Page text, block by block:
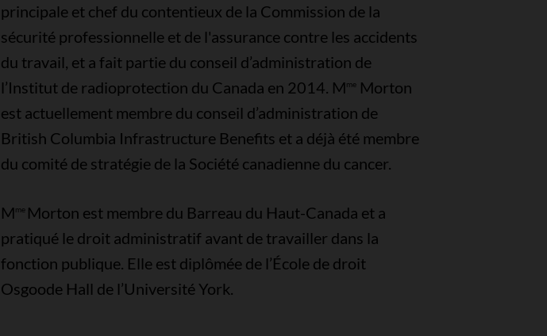
principale et chef du contentieux de la Commission de la
sécurité professionnelle et de l'assurance contre les accidents
du travail, et a fait partie du conseil d’administration de
l’Institut de radioprotection du Canada en 2014. Mme Morton
est actuellement membre du conseil d’administration de
British Columbia Infrastructure Benefits et a déjà été membre
du comité de stratégie de la Société canadienne du cancer.
Mme Morton est membre du Barreau du Haut-Canada et a
pratiqué le droit administratif avant de travailler dans la
fonction publique. Elle est diplômée de l’École de droit
Osgoode Hall de l’Université York.